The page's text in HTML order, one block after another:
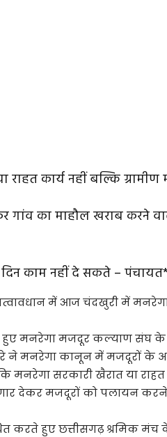
राहत कार्य नहीं बल्कि
गांव का माहौल खराब करने
काम नहीं दे सकते –
में आज चंदखुरी में मनरेगा
हुए मनरेगा मजदूर कल्याण संघ के
ने मनरेगा कानून में मजदूरों के
मनरेगा सरकारी खैरात या
देकर मजदूरों को पलायन
करते हुए छत्तीसगढ़ श्रमिक मंच के